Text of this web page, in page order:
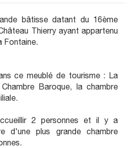
bâtisse datant du 16ème
Thierry ayant appartenu
Fontaine.
ce meublé de tourisme : La
Baroque, la chambre
2 personnes et il y a
d'une plus grande chambre